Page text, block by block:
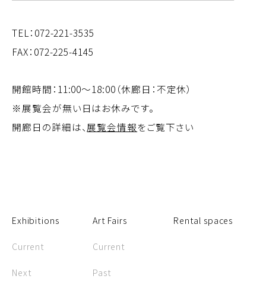
TEL： 072-221-3535
FAX：072-225-4145
開館時間：11:00～18:00（休廊日：不定休）
※展覧会が無い日はお休みです。
開廊日の詳細は、 展覧会情報をご覧下さい
Exhibitions
Current
Next
Art Fairs
Current
Past
Rental spaces